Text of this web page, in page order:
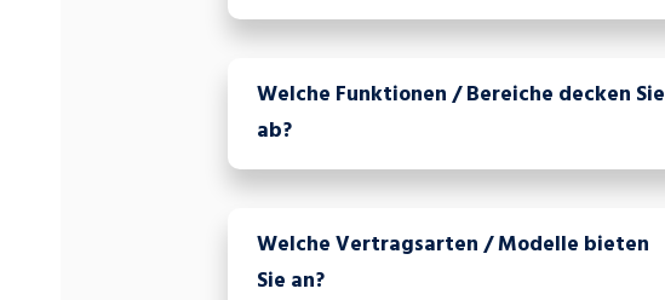
Welche Funktionen / Bereiche decken Sie
ab?
Welche Vertragsarten / Modelle bieten
Sie an?